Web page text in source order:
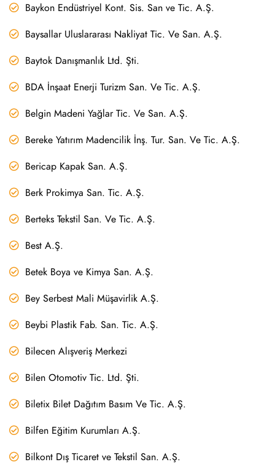
Baykon Endüstriyel Kont. Sis. San ve Tic. A.Ş.
Baysallar Uluslararası Nakliyat Tic. Ve San. A.Ş.
Baytok Danışmanlık Ltd. Şti.
BDA İnşaat Enerji Turizm San. Ve Tic. A.Ş.
Belgin Madeni Yağlar Tic. Ve San. A.Ş.
Bereke Yatırım Madencilik İnş. Tur. San. Ve Tic. A.Ş.
Bericap Kapak San. A.Ş.
Berk Prokimya San. Tic. A.Ş.
Berteks Tekstil San. Ve Tic. A.Ş.
Best A.Ş.
Betek Boya ve Kimya San. A.Ş.
Bey Serbest Mali Müşavirlik A.Ş.
Beybi Plastik Fab. San. Tic. A.Ş.
Bilecen Alışveriş Merkezi
Bilen Otomotiv Tic. Ltd. Şti.
Biletix Bilet Dağıtım Basım Ve Tic. A.Ş.
Bilfen Eğitim Kurumları A.Ş.
Bilkont Dış Ticaret ve Tekstil San. A.Ş.